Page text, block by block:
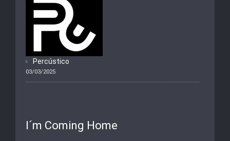
Percústico
03/03/2025
I´m Coming Home